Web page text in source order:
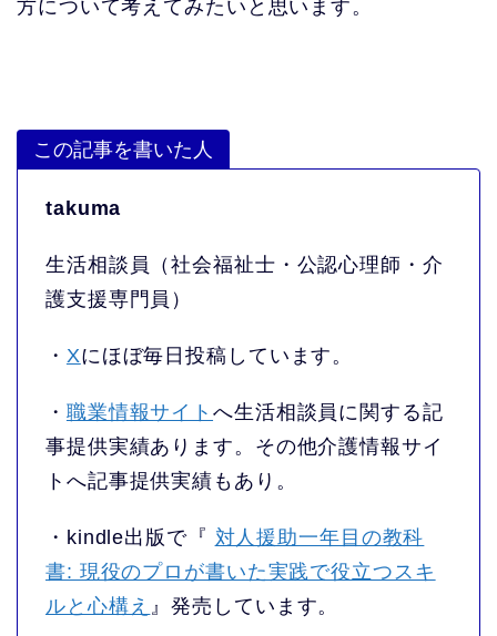
方について考えてみたいと思います。
この記事を書いた人
takuma
生活相談員（社会福祉士・公認心理師・介
護支援専門員）
・ Xにほぼ毎日投稿しています。
・ 職業情報サイトへ生活相談員に関する記
事提供実績あります。その他介護情報サイ
トへ記事提供実績もあり。
・kindle出版で『 対人援助一年目の教科
書: 現役のプロが書いた実践で役立つスキ
ルと心構え 』発売しています。